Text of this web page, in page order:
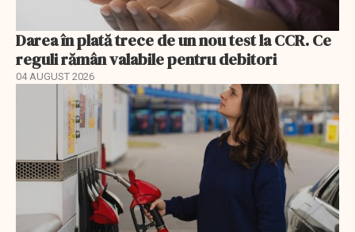
Darea în plată trece de un nou test la CCR. Ce
reguli rămân valabile pentru debitori
04 AUGUST 2026